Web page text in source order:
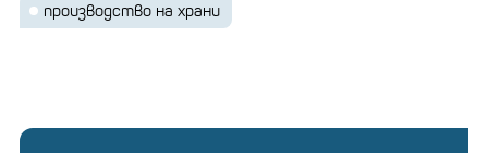
производство на храни